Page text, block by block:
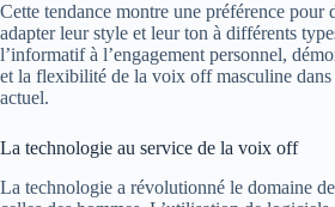
Cette tendance montre une préférence pour
adapter leur style et leur ton à différents
l’informatif à l’engagement personnel,
et la flexibilité de la voix off masculine dans
actuel.
La technologie au service de la voix off
La technologie a révolutionné le domaine